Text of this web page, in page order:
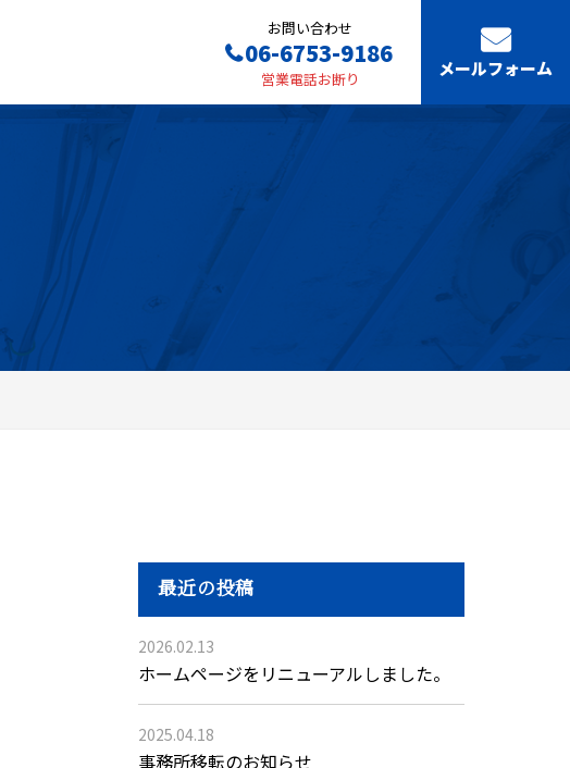
お問い合わせ
06-6753-9186
営業電話お断り メールフォーム
最近の投稿
2026.02.13
ホームページをリニューアルしました。
2025.04.18
事務所移転のお知らせ